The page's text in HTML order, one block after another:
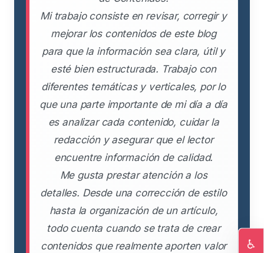
Mi trabajo consiste en revisar, corregir y
mejorar los contenidos de este blog
para que la información sea clara, útil y
esté bien estructurada. Trabajo con
diferentes temáticas y verticales, por lo
que una parte importante de mi día a día
es analizar cada contenido, cuidar la
redacción y asegurar que el lector
encuentre información de calidad.
Me gusta prestar atención a los
detalles. Desde una corrección de estilo
hasta la organización de un artículo,
todo cuenta cuando se trata de crear
contenidos que realmente aporten valor
♿